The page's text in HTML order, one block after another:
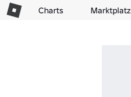
Charts Marktplatz